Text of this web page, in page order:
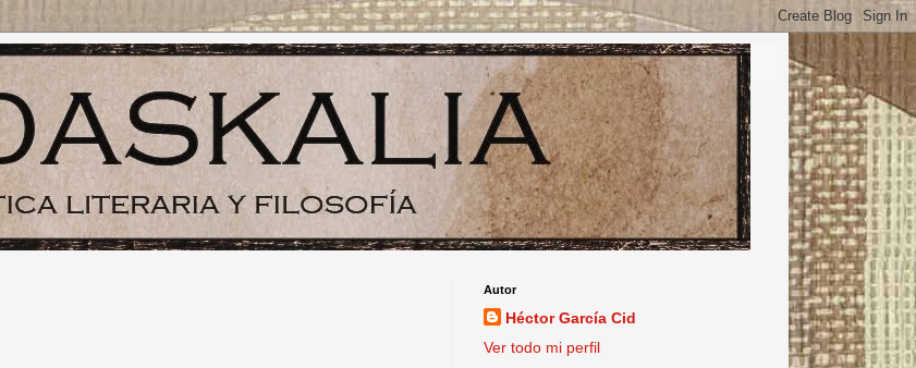
Autor
Héctor García Cid
Ver todo mi perfil